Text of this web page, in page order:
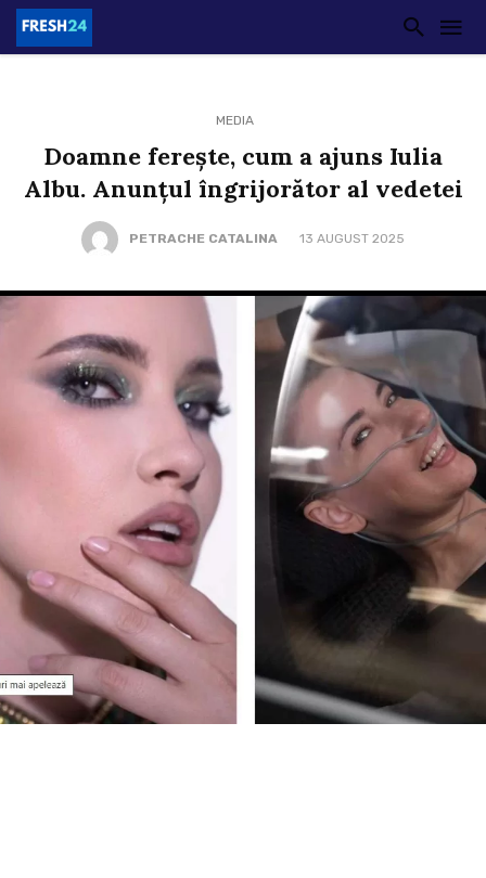
MEDIA
Doamne ferește, cum a ajuns Iulia
Albu. Anunțul îngrijorător al vedetei
PETRACHE CATALINA 13 AUGUST 2025